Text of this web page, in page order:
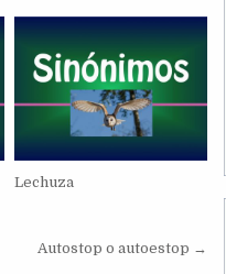
Lechuza
Autostop o autoestop →